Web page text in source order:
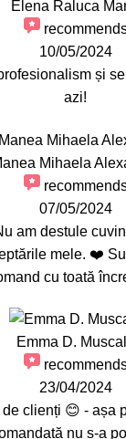
Elena Raluca
10/05/2024
și
azi!
Mihaela
07/05/2024
am destule
mele. ❤️
cu toată
Emma D.
23/04/2024
clienți 😊 - așa
nu s-a